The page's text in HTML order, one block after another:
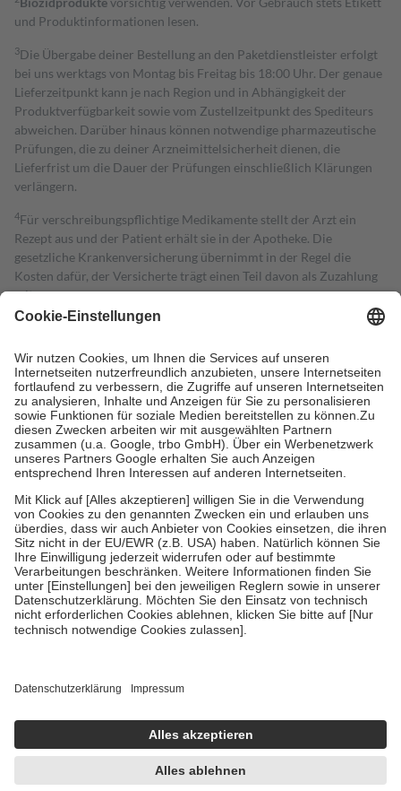
und Produktinformationen lesen.
3Die Übergabe deiner Bestellung an den Paketdienstleister erfolgt
bei uns werktags von Montag bis Freitag bis 18:00 Uhr. Der genaue
Lieferzeitpunkt kann je nach Region und in Abhängigkeit der
Produktverfügbarkeit sowie vom Zustellzeitpunkt des Spediteurs
abweichen. Darüber hinaus können notwendige pharmazeutische
Prüfungen, die zu deiner Arzneimittelsicherheit dienen, die
Lieferfrist um die Dauer der Prüfungen einschließlich Klärungen
verlängern.
4Für verschreibungspflichtige Medikamente stellt der Arzt ein
Rezept aus und der Patient erhält sie in der Apotheke. Die
gesetzliche Krankenversicherung übernimmt in der Regel die
Kosten dafür, der Versicherte trägt einen Teil davon als Zuzahlung
mit.
Grundsätzlich leisten Mitglieder Zuzahlungen in Höhe von zehn
höchstens zehn Euro.
Es sind jedoch nie mehr als die tatsächlichen
Kosten der Leistung zu entrichten.
Diese Regeln gelten grundsätzlich auch für Online-Apotheken.
Bei Heilmitteln und häuslicher Krankenpflege beträgt die
Zuzahlung zehn Prozent der Kosten sowie zehn Euro je
Verordnung.
Um das Engagement der Versicherten für ihre eigene Gesundheit zu
stärken und die besondere Stellung der Familie zu unterstützen,
fallenkeine Zuzahlungenan bei:
• Kindern und Jugendlichen bis zum vollendeten 18. Lebensjahr
mit Ausnahme der Fahrkosten
• Untersuchungen zur Vorsorge und Früherkennung, die von der
GKV getragen werden
• empfohlenen Schutzimpfungen
• Harn- und Blutteststreifen
getroffen, um sicherzustellen, dass es sich um echte Bewertungen
https://help.etrusted.com/hc/de/articles/4419944605341
Einige Bilder und Inhalte wurden unter Zuhilfenahme künstlicher